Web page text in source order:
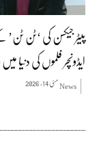
پیٹر جیکسن کی ‘ٹن
ایڈونچر فلموں کی دنیا
Newsمئی 14, 2026